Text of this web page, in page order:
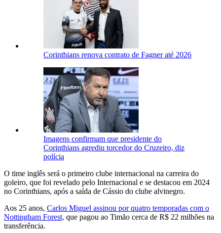
Corinthians renova contrato de Fagner até 2026
Imagens confirmam que presidente do
Corinthians agrediu torcedor do Cruzeiro, diz
polícia
O time inglês será o primeiro clube internacional na carreira do
goleiro, que foi revelado pelo Internacional e se destacou em 2024
no Corinthians, após a saída de Cássio do clube alvinegro.
Aos 25 anos, Carlos Miguel assinou por quatro temporadas com o
Nottingham Forest, que pagou ao Timão cerca de R$ 22 milhões na
transferência.